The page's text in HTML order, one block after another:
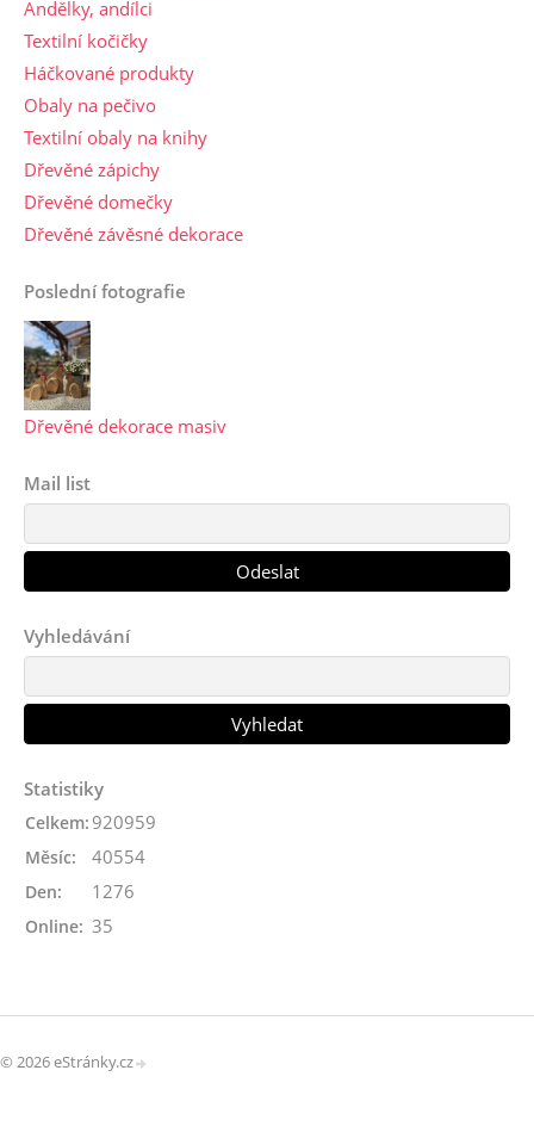
Andělky, andílci
Textilní kočičky
Háčkované produkty
Obaly na pečivo
Textilní obaly na knihy
Dřevěné zápichy
Dřevěné domečky
Dřevěné závěsné dekorace
Poslední fotografie
Dřevěné dekorace masiv
Mail list
Vyhledávání
Statistiky
Online: 35
Celkem: 920959
Měsíc: 40554
Den: 1276
© 2026 eStránky.cz